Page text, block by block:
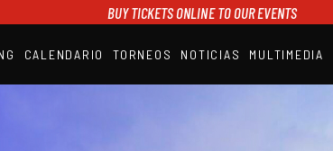
BUY TICKETS ONLINE TO OUR EVENTS
CALENDARIO TORNEOS NOTICIAS MULTIMEDIA